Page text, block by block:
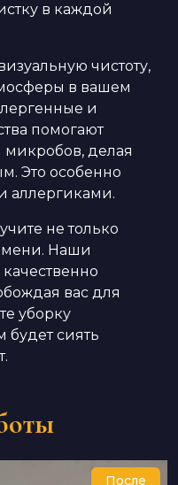
в каждой
чистоту,
в вашем
и
помогают
микробов, делая
Это особенно
аллергиками.
не только
Наши
вас для
уборку
сиять